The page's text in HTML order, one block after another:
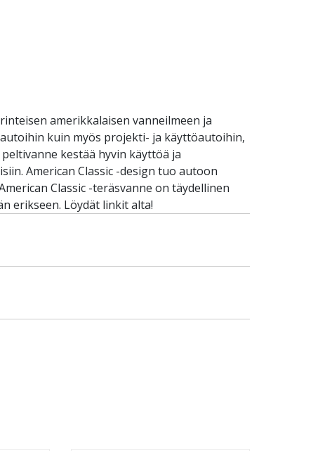
amerikkalaisen vanneilmeen ja
kuin myös projekti- ja käyttöautoihin,
kestää hyvin käyttöä ja
American Classic -design tuo autoon
Classic -teräsvanne on täydellinen
erikseen. Löydät linkit alta!